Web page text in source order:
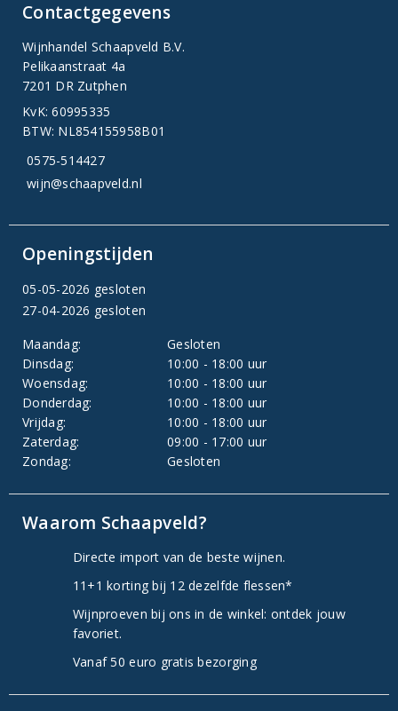
Contactgegevens
Wijnhandel Schaapveld B.V.
Pelikaanstraat 4a
7201 DR Zutphen
KvK: 60995335
BTW: NL854155958B01
0575-514427
wijn@schaapveld.nl
Openingstijden
05-05-2026 gesloten
27-04-2026 gesloten
Maandag:
Gesloten
Dinsdag:
10:00 - 18:00 uur
Woensdag:
10:00 - 18:00 uur
Donderdag:
10:00 - 18:00 uur
Vrijdag:
10:00 - 18:00 uur
Zaterdag:
09:00 - 17:00 uur
Zondag:
Gesloten
Waarom Schaapveld?
Directe import van de beste wijnen.
11+1 korting bij 12 dezelfde flessen*
Wijnproeven bij ons in de winkel: ontdek jouw
favoriet.
Vanaf 50 euro gratis bezorging